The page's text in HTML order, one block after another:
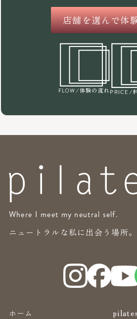
店舗を選んで体
FLOW /体験の流れPRICE /
Where I meet my neutral self.
ニュートラルな私に出会う場所。
ホーム